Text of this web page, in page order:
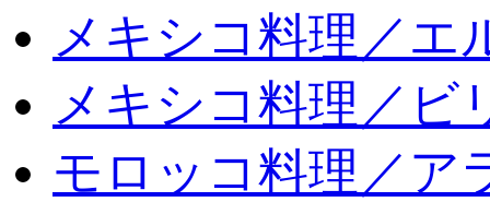
メキシコ料理／エ
メキシコ料理／ビ
モロッコ料理／ア